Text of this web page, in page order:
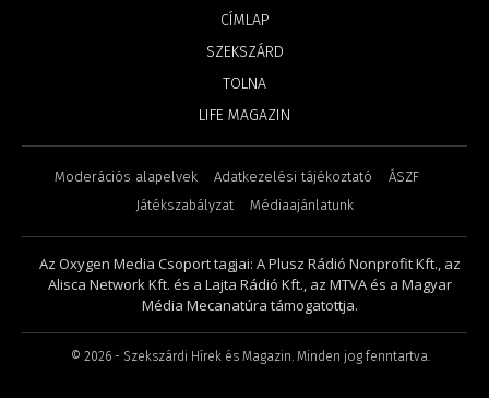
CÍMLAP
SZEKSZÁRD
TOLNA
LIFE MAGAZIN
Moderációs alapelvek Adatkezelési tájékoztató
ÁSZF
Játékszabályzat
Médiaajánlatunk
Az Oxygen Media Csoport tagjai: A Plusz Rádió Nonprofit Kft., az
Alisca Network Kft. és a Lajta Rádió Kft., az MTVA és a Magyar
Média Mecanatúra támogatottja.
© 2026- Szekszárdi Hírek és Magazin. Minden jog fenntartva.